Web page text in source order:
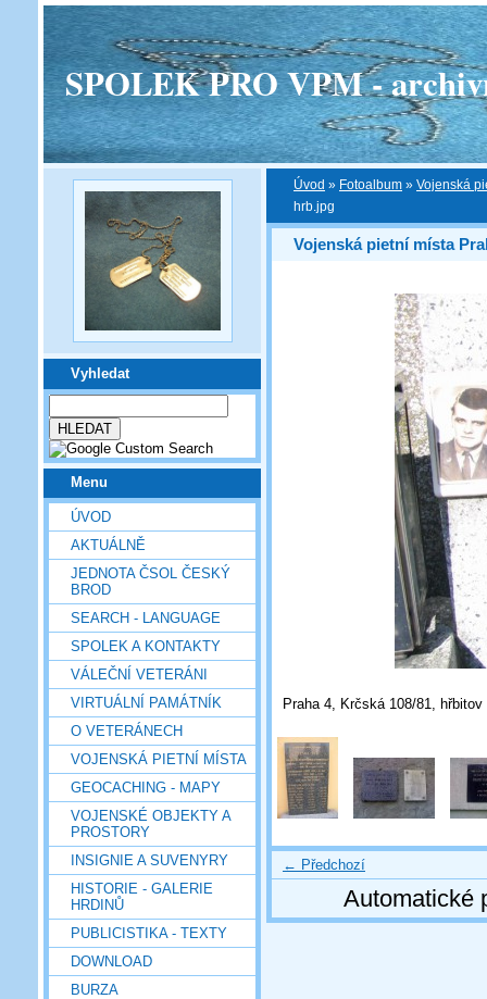
SPOLEK PRO VPM -
Vyhledat
Menu
ÚVOD
AKTUÁLNĚ
JEDNOTA ČSOL ČESKÝ
BROD
SEARCH - LANGUAGE
SPOLEK A KONTAKTY
VÁLEČNÍ VETERÁNI
VIRTUÁLNÍ PAMÁTNÍK
O VETERÁNECH
VOJENSKÁ PIETNÍ MÍSTA
GEOCACHING - MAPY
VOJENSKÉ OBJEKTY A
PROSTORY
INSIGNIE A SUVENYRY
HISTORIE - GALERIE
HRDINŮ
PUBLICISTIKA - TEXTY
DOWNLOAD
BURZA
Úvod » Fotoalbum » Vojenská
hrb.jpg
Vojenská pietní místa
Praha 4, Krčská 108/81,
← Předchozí
Automatické